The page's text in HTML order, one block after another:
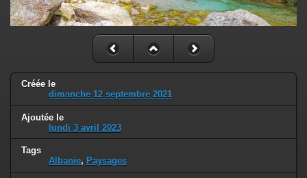
Créée le
dimanche 12 septembre 2021
Ajoutée le
lundi 3 avril 2023
Tags
Albanie, Paysages